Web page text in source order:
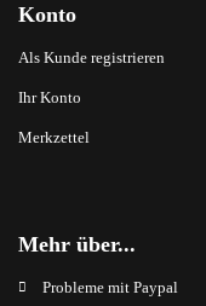
Konto
Als Kunde registrieren
Ihr Konto
Merkzettel
Mehr über...
Probleme mit Paypal